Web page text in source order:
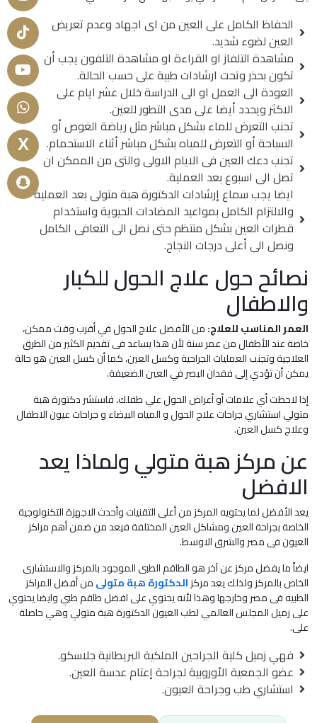
الحفاظ الكامل على العين من اى اجهاد وعدم تعريض
العين لضوء شديد.
مشاهدة التلفاز او القراءة او مشاهدة التلفون يجب أن
تكون بحذر وتحت ارشادات طبية على حسب الحالة.
العودة الى العمل او الى الدراسة خلال عشر ايام على
الاكثر ويحدد أيضا على مدى التطور للعين.
تجنب التعرض للماء بشكل مباشر مثل رياضة الغوص أو
السباحة أو التعرض للمياه بشكل مباشر أثناء الاستحمام.
تجنب دعك العين فى الايام الاولى والتى من الممكن ان
تصل الى اسبوع بعد العملية.
ايضا يجب سماع إرشادات الدكتورة هبة متولى بعد العملية
والالتزام الكامل بمواعيد المضادات الحيوية واستخدام
قطرات العين بشكل منتظم حتى نصل الى التعافى الكامل
ونصل الى أعلى درجات النجاح.
نصائح حول علاج الحول للكبار
والاطفال
العمر المناسب للعلاج:من الأفضل علاج الحول في أقرب وقت ممكن،
خاصة عند الأطفال من عمر سنة لأن هذا يساعد فى تقديم الكثير من الطرق
العلاجية وتجنب العمليات الجراحية وكسل العين، كما أن كسل العين هو حالة
يمكن أن تؤدي إلى فقدان البصر في العين الضعيفة.
إذا لاحظت أي علامات أو أعراض الحول علي طفلك، فاستشر دكتورة هبة
متولي استشاري جراحات علاج الحول و المياه البيضاء و جراحات عيون الاطفال
وعلاج كسل العين.
عن مركز هبة متولي ولماذا يعد
الافضل
يعد الأفضل لما يحتويه المركز من أعلى التقنيات وأحدث الاجهزة التكنولوجية
الخاصة بجراحة العين ومشاكل العين المختلفة فيعد من ضمن أهم مراكز
العيون فى مصر والشرق الاوسط.
ايضاً ما يفضل مركز عن آخر هو الطاقم الطبى الموجود بالمركز والاستشارى
الخاص بالمركز ولذلك يعد مركزالدكتورة هبة متولىمن أفضل المراكز
الطبيه فى مصر وخارجها وهذا لأنه يحتوي على افضل طاقم طبي وايضا يحتوي
على زميل المجلس العالمي لطب العيون الدكتورة هبة متولي وهي حاصلة
على.
فهي زميل كلية الجراحين الملكية البريطانية جلاسكو.
عضو الجمعية الأوروبية لجراحة إعتام عدسة العين.
استشاري طب وجراحة العيون.
X